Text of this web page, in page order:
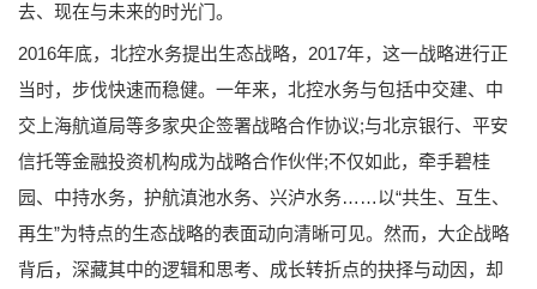
去、现在与未来的时光门。
2016年底，北控水务提出生态战略，2017年，这一战略进行正
当时，步伐快速而稳健。一年来，北控水务与包括中交建、中
交上海航道局等多家央企签署战略合作协议;与北京银行、平安
信托等金融投资机构成为战略合作伙伴;不仅如此，牵手碧桂
园、中持水务，护航滇池水务、兴泸水务……以“共生、互生、
再生”为特点的生态战略的表面动向清晰可见。然而，大企战略
背后，深藏其中的逻辑和思考、成长转折点的抉择与动因，却